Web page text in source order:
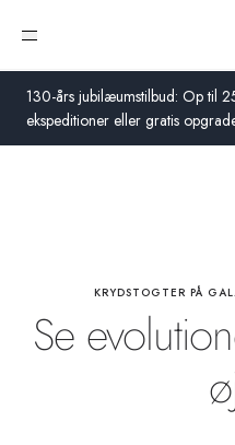
130-års jubilæumstilbud: Op til
ekspeditioner eller gratis
Åbn menu
Storbritannien
USA
KRYDSTOGTER PÅ
Se
Dyreliv